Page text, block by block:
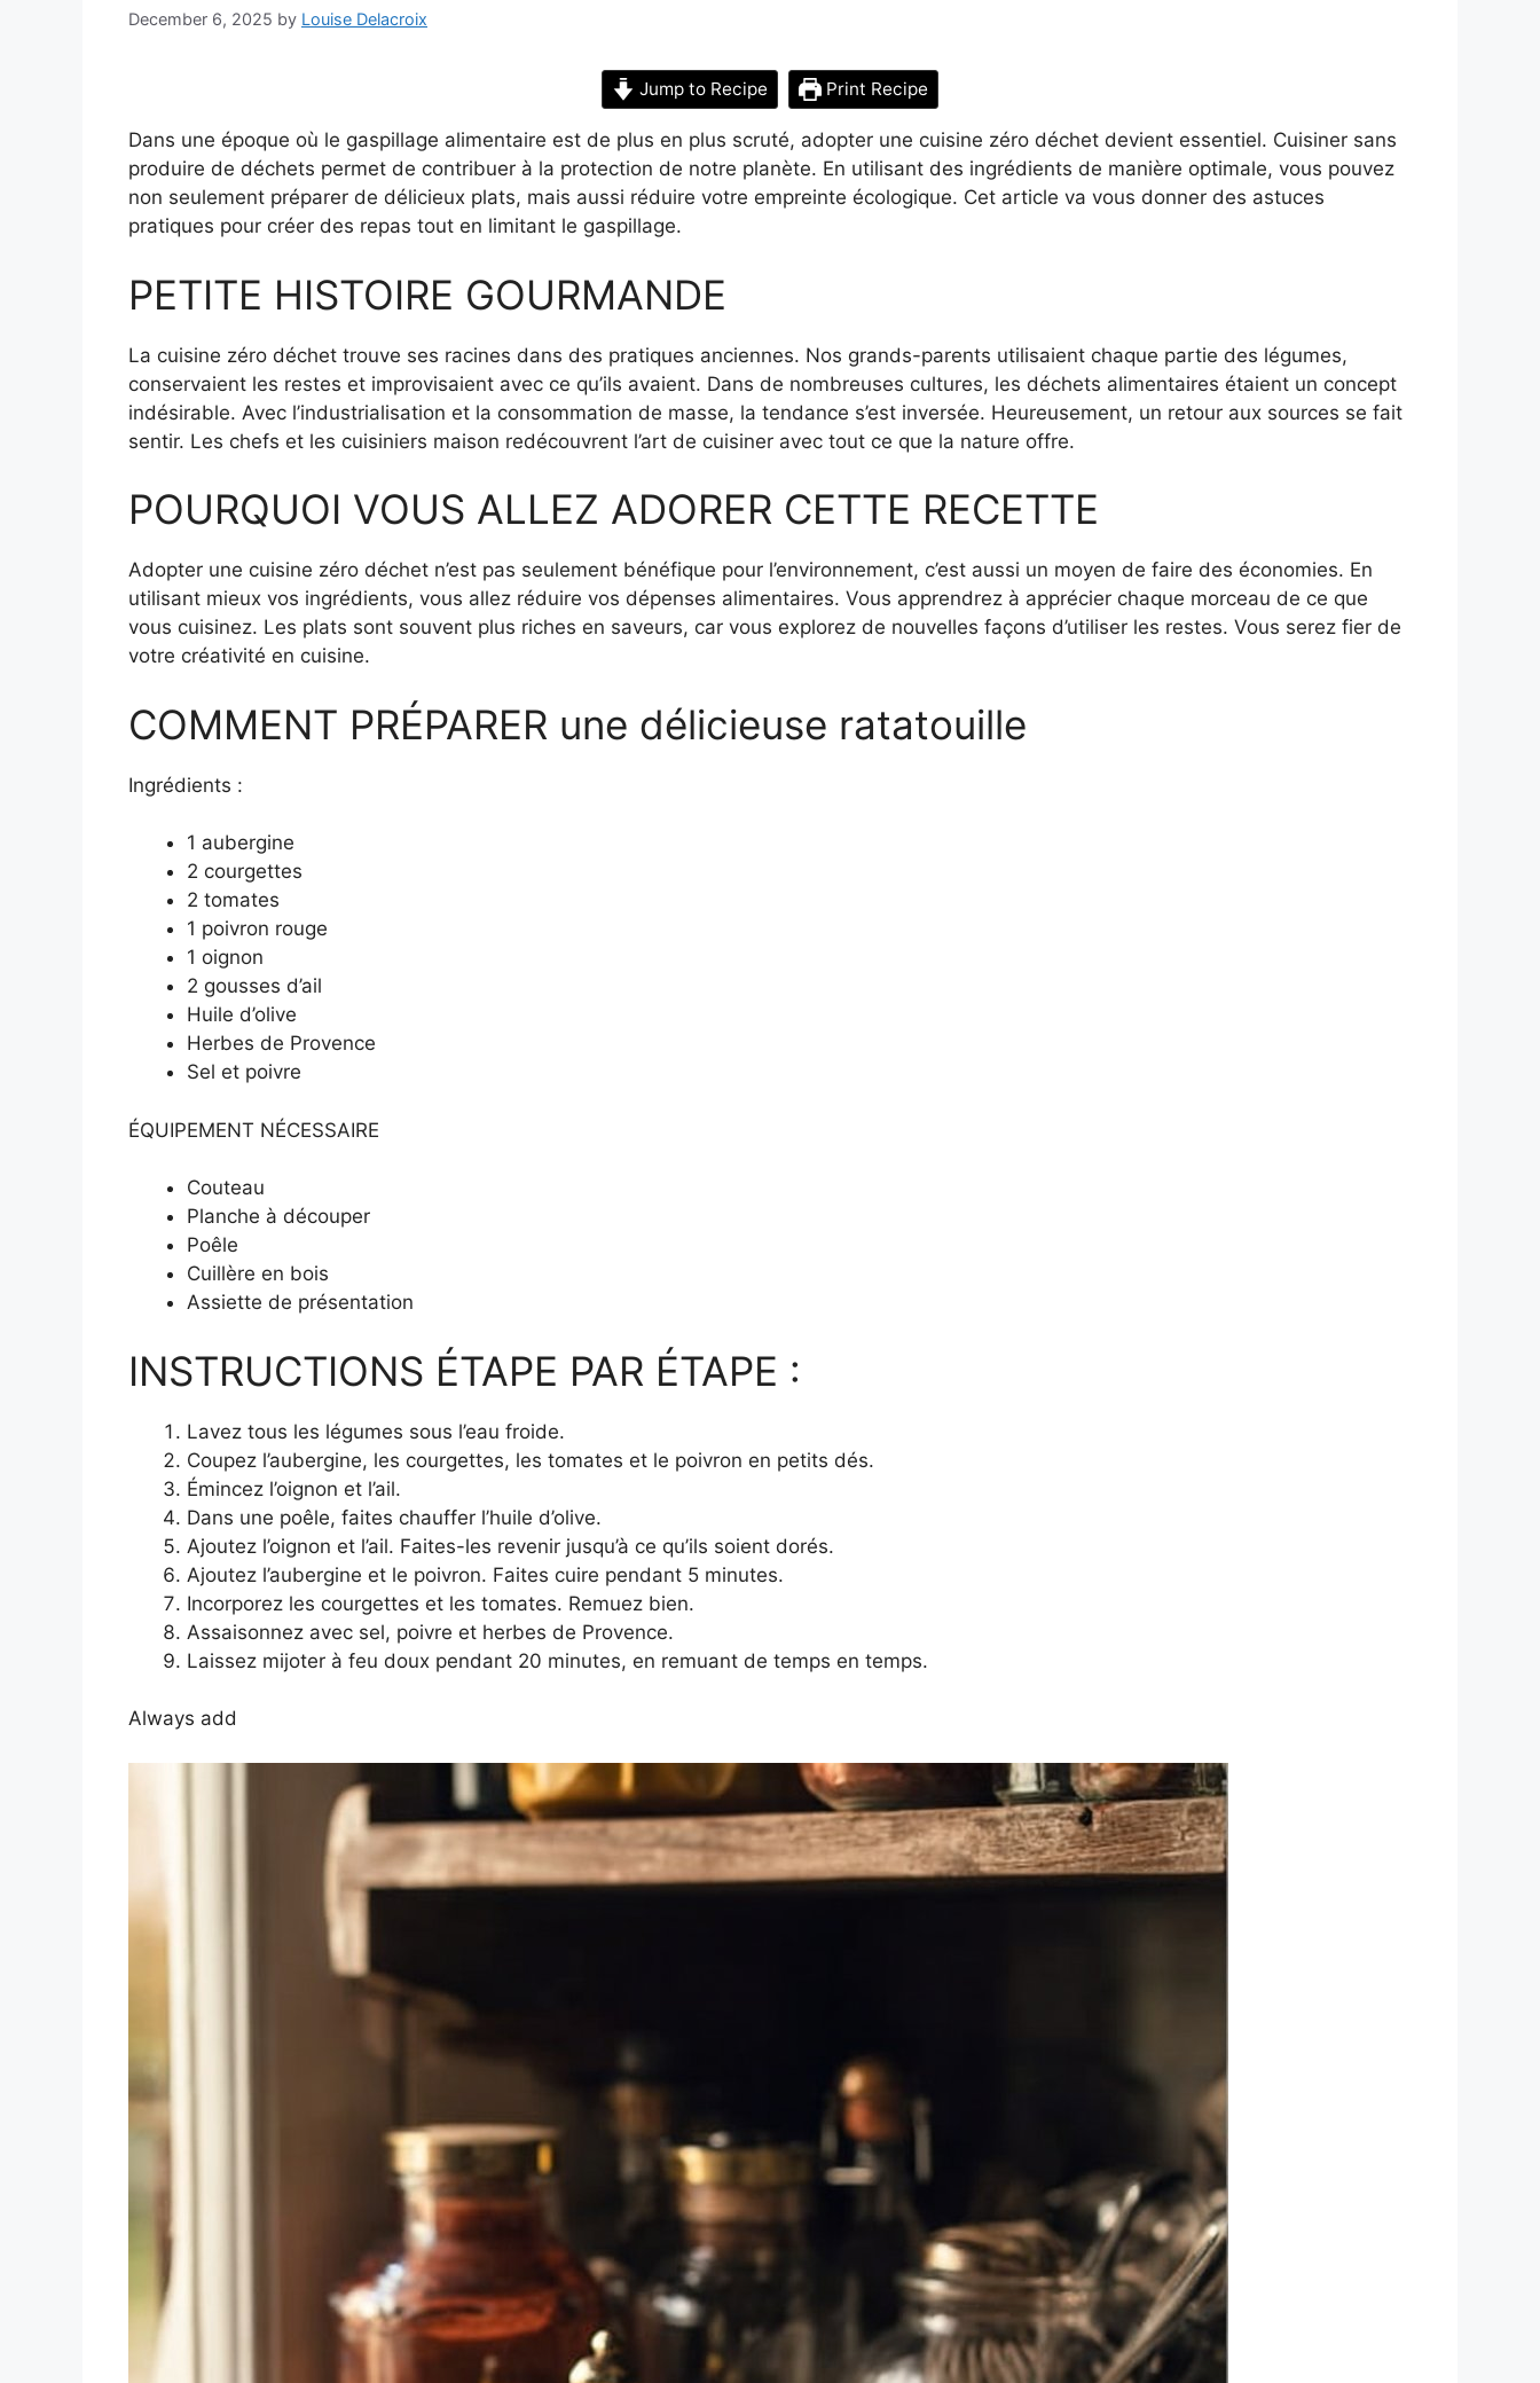
December 6, 2025 by Louise Delacroix
Jump to Recipe Print Recipe
Dans une époque où le gaspillage alimentaire est de plus en plus scruté, adopter une cuisine zéro déchet devient essentiel. Cuisiner sans
produire de déchets permet de contribuer à la protection de notre planète. En utilisant des ingrédients de manière optimale, vous pouvez
non seulement préparer de délicieux plats, mais aussi réduire votre empreinte écologique. Cet article va vous donner des astuces
pratiques pour créer des repas tout en limitant le gaspillage.
PETITE HISTOIRE GOURMANDE
La cuisine zéro déchet trouve ses racines dans des pratiques anciennes. Nos grands-parents utilisaient chaque partie des légumes,
conservaient les restes et improvisaient avec ce qu’ils avaient. Dans de nombreuses cultures, les déchets alimentaires étaient un concept
indésirable. Avec l’industrialisation et la consommation de masse, la tendance s’est inversée. Heureusement, un retour aux sources se fait
sentir. Les chefs et les cuisiniers maison redécouvrent l’art de cuisiner avec tout ce que la nature offre.
POURQUOI VOUS ALLEZ ADORER CETTE RECETTE
Adopter une cuisine zéro déchet n’est pas seulement bénéfique pour l’environnement, c’est aussi un moyen de faire des économies. En
utilisant mieux vos ingrédients, vous allez réduire vos dépenses alimentaires. Vous apprendrez à apprécier chaque morceau de ce que
vous cuisinez. Les plats sont souvent plus riches en saveurs, car vous explorez de nouvelles façons d’utiliser les restes. Vous serez fier de
votre créativité en cuisine.
COMMENT PRÉPARER une délicieuse ratatouille
Ingrédients :
1 aubergine
2 courgettes
2 tomates
1 poivron rouge
1 oignon
2 gousses d’ail
Huile d’olive
Herbes de Provence
Sel et poivre
ÉQUIPEMENT NÉCESSAIRE
Couteau
Planche à découper
Poêle
Cuillère en bois
Assiette de présentation
INSTRUCTIONS ÉTAPE PAR ÉTAPE :
Lavez tous les légumes sous l’eau froide.
Coupez l’aubergine, les courgettes, les tomates et le poivron en petits dés.
Émincez l’oignon et l’ail.
Dans une poêle, faites chauffer l’huile d’olive.
Ajoutez l’oignon et l’ail. Faites-les revenir jusqu’à ce qu’ils soient dorés.
Ajoutez l’aubergine et le poivron. Faites cuire pendant 5 minutes.
Incorporez les courgettes et les tomates. Remuez bien.
Assaisonnez avec sel, poivre et herbes de Provence.
Laissez mijoter à feu doux pendant 20 minutes, en remuant de temps en temps.
Always add